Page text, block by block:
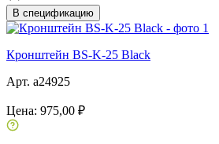
В спецификацию
Кронштейн BS-K-25 Black
Арт. a24925
Цена: 975,00 ₽